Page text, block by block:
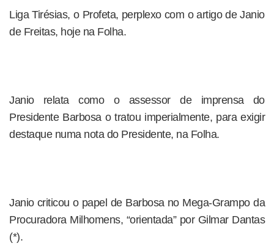
Liga Tirésias, o Profeta, perplexo com o artigo de Janio
de Freitas, hoje na Folha.
Janio relata como o assessor de imprensa do
Presidente Barbosa o tratou imperialmente, para exigir
destaque numa nota do Presidente, na Folha.
Janio criticou o papel de Barbosa no Mega-Grampo da
Procuradora Milhomens, “orientada” por Gilmar Dantas
(*).